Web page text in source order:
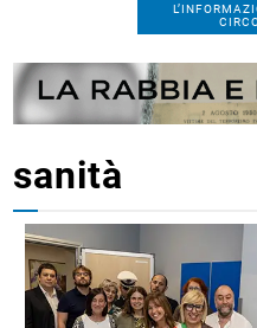
sanità